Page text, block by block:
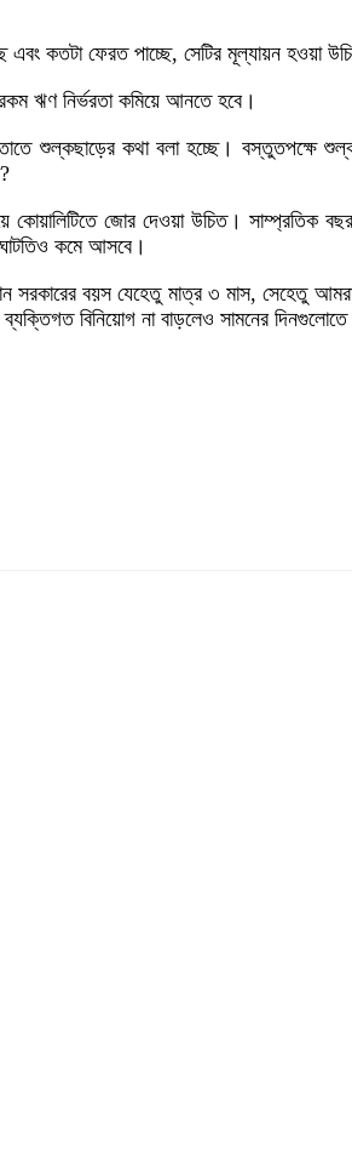
কতটা ফেরত পাচ্ছে, সেটির মূল্যায়ন হওয়া
ঋণ নির্ভরতা কমিয়ে আনতে হবে।
শুল্কছাড়ের কথা বলা হচ্ছে। বস্তুতপক্ষে
জোর দেওয়া উচিত। সাম্প্রতিক
ঘাটতিও কমে আসবে।
সরকারের বয়স যেহেতু মাত্র ৩ মাস, সেহেতু
বিনিয়োগ না বাড়লেও সামনের দিনগুলোতে